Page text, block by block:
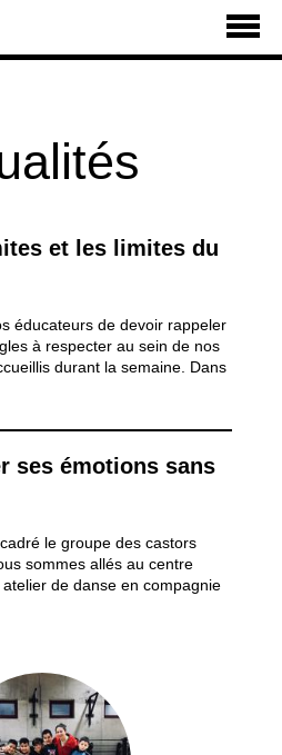
et les limites du
éducateurs de devoir rappeler
à respecter au sein de nos
durant la semaine. Dans
par une sanction, une
l...
ses émotions sans
le groupe des castors
sommes allés au centre
de danse en compagnie
dans le domaine. Elle a